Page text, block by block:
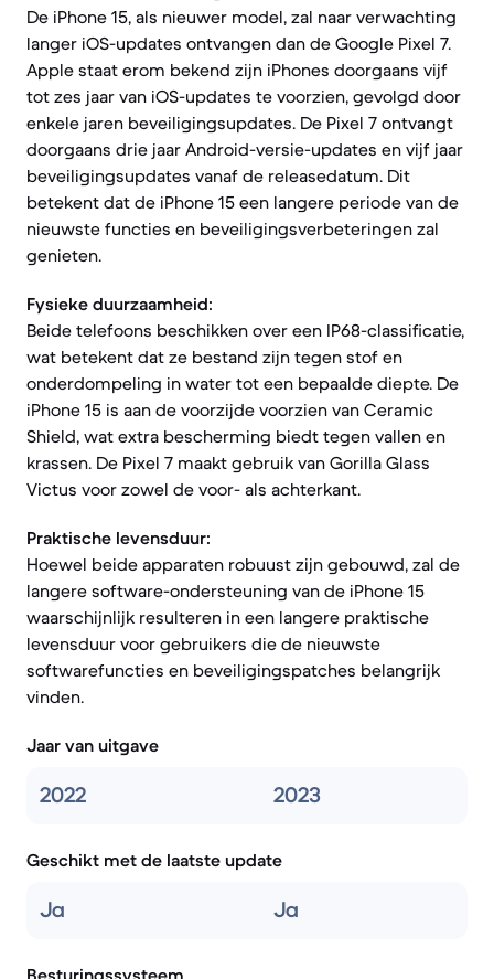
De iPhone 15, als nieuwer model, zal naar verwachting
langer iOS-updates ontvangen dan de Google Pixel 7.
Apple staat erom bekend zijn iPhones doorgaans vijf
tot zes jaar van iOS-updates te voorzien, gevolgd door
enkele jaren beveiligingsupdates. De Pixel 7 ontvangt
doorgaans drie jaar Android-versie-updates en vijf jaar
beveiligingsupdates vanaf de releasedatum. Dit
betekent dat de iPhone 15 een langere periode van de
nieuwste functies en beveiligingsverbeteringen zal
genieten.
Fysieke duurzaamheid:
Beide telefoons beschikken over een IP68-classificatie,
wat betekent dat ze bestand zijn tegen stof en
onderdompeling in water tot een bepaalde diepte. De
iPhone 15 is aan de voorzijde voorzien van Ceramic
Shield, wat extra bescherming biedt tegen vallen en
krassen. De Pixel 7 maakt gebruik van Gorilla Glass
Victus voor zowel de voor- als achterkant.
Praktische levensduur:
Hoewel beide apparaten robuust zijn gebouwd, zal de
langere software-ondersteuning van de iPhone 15
waarschijnlijk resulteren in een langere praktische
levensduur voor gebruikers die de nieuwste
softwarefuncties en beveiligingspatches belangrijk
vinden.
Jaar van uitgave
2022 2023
Geschikt met de laatste update
Ja Ja
Besturingssysteem